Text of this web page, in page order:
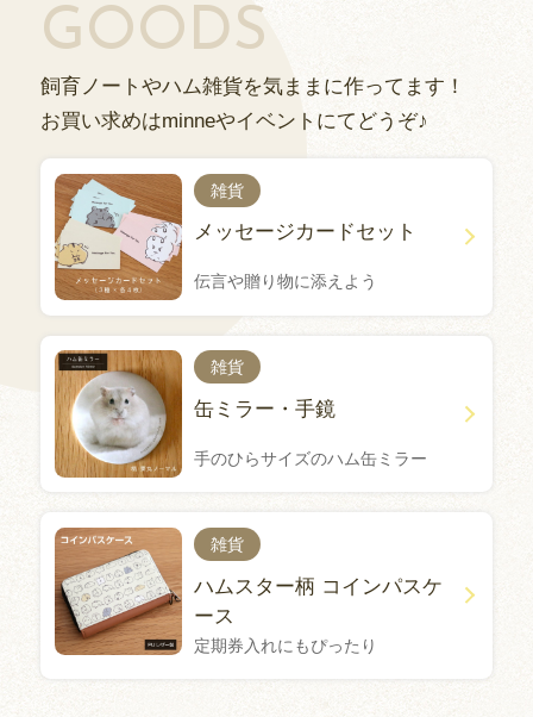
GOODS
飼育ノートやハム雑貨を気ままに作ってます！
お買い求めはminneやイベントにてどうぞ♪
雑貨
メッセージカードセット
伝言や贈り物に添えよう
雑貨
缶ミラー・手鏡
手のひらサイズのハム缶ミラー
雑貨
ハムスター柄 コインパスケ
ース
定期券入れにもぴったり